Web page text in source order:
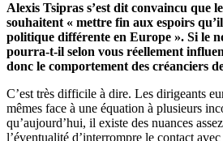
Alexis Tsipras s’est dit convaincu que
souhaitent « mettre fin aux espoirs
politique différente en Europe ». Si le
pourra-t-il selon vous réellement
donc le comportement des créanciers
C’est très difficile à dire. Les dirigeants
mêmes face à une équation à plusieurs
qu’aujourd’hui, il existe des nuances
l’éventualité d’interrompre le contact